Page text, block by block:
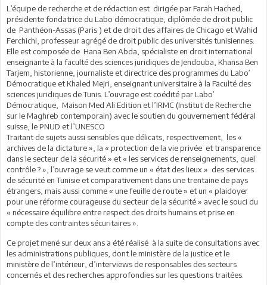
L’équipe de recherche et de rédaction est dirigée par Farah Hached,
présidente fondatrice du Labo démocratique, diplômée de droit public
de Panthéon-Assas (Paris ) et de droit des affaires de Chicago et Wahid
Ferchichi, professeur agrégé de droit public des universités tunisiennes.
Elle est composée de Hana Ben Abda, spécialiste en droit international
enseignante à la faculté des sciences juridiques de Jendouba, Khansa Ben
Tarjem, historienne, journaliste et directrice des programmes du Labo’
Démocratique et Khaled Mejri, enseignant universitaire à la Faculté des
sciences juridiques de Tunis. L’ouvrage est coédité par Labo’
Démocratique, Maison Med Ali Edition et l’IRMC (Institut de Recherche
sur le Maghreb contemporain) avec le soutien du gouvernement fédéral
suisse, le PNUD et l’UNESCO
Traitant de sujets aussi sensibles que délicats, respectivement, les «
archives de la dictature », la « protection de la vie privée et transparence
dans le secteur de la sécurité » et « les services de renseignements, quel
contrôle ? », l’ouvrage se veut comme un « état des lieux » des services
de sécurité en Tunisie et comparativement dans une trentaine de pays
étrangers, mais aussi comme « une feuille de route » et un « plaidoyer
pour une réforme courageuse du secteur de la sécurité » avec le souci du
« nécessaire équilibre entre respect des droits humains et prise en
compte des contraintes sécuritaires ».
Ce projet mené sur deux ans a été réalisé à la suite de consultations avec
les administrations publiques, dont le ministère de la justice et le
ministère de l’intérieur, d’interviews de responsables des secteurs
concernés et des recherches approfondies sur les questions traitées.